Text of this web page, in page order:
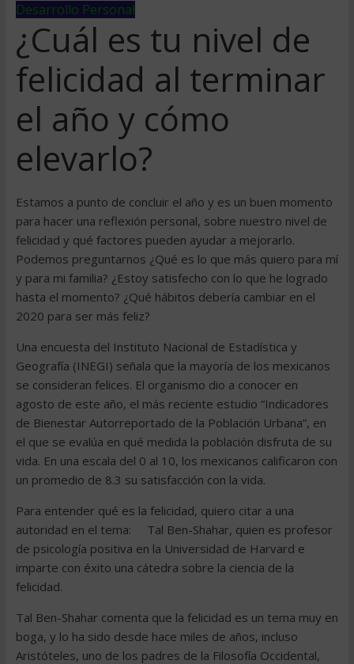
Desarrollo Personal
¿Cuál es tu nivel de
felicidad al terminar
el año y cómo
elevarlo?
Estamos a punto de concluir el año y es un buen momento
para hacer una reflexión personal, sobre nuestro nivel de
felicidad y qué factores pueden ayudar a mejorarlo.
Podemos preguntarnos ¿Qué es lo que más quiero para mí
y para mi familia? ¿Estoy satisfecho con lo que he logrado
hasta el momento? ¿Qué hábitos debería cambiar en el
2020 para ser más feliz?
Una encuesta del Instituto Nacional de Estadística y
Geografía (INEGI) señala que la mayoría de los mexicanos
se consideran felices. El organismo dio a conocer en
agosto de este año, el más reciente estudio “Indicadores
de Bienestar Autorreportado de la Población Urbana”, en
el que se evalúa en qué medida la población disfruta de su
vida. En una escala del 0 al 10, los mexicanos calificaron con
un promedio de 8.3 su satisfacción con la vida.
Para entender qué es la felicidad, quiero citar a una
autoridad en el tema: Tal Ben-Shahar, quien es profesor
de psicología positiva en la Universidad de Harvard e
imparte con éxito una cátedra sobre la ciencia de la
felicidad.
Tal Ben-Shahar comenta que la felicidad es un tema muy en
boga, y lo ha sido desde hace miles de años, incluso
Aristóteles, uno de los padres de la Filosofía Occidental,